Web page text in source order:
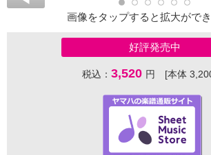
画像をタップすると拡大ができ
好評発売中
税込： 3,520 円 [本体